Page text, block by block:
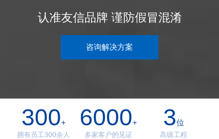
认准友信品牌 谨防假冒混淆
咨询解决方案
300+
拥有员工300余人
6000+
多家客户的见证
3位
高级工程